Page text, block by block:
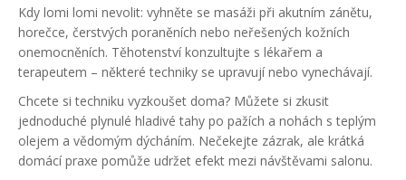
Kdy lomi lomi nevolit: vyhněte se masáži při akutním zánětu,
horečce, čerstvých poraněních nebo neřešených kožních
onemocněních. Těhotenství konzultujte s lékařem a
terapeutem – některé techniky se upravují nebo vynechávají.
Chcete si techniku vyzkoušet doma? Můžete si zkusit
jednoduché plynulé hladivé tahy po pažích a nohách s teplým
olejem a vědomým dýcháním. Nečekejte zázrak, ale krátká
domácí praxe pomůže udržet efekt mezi návštěvami salonu.